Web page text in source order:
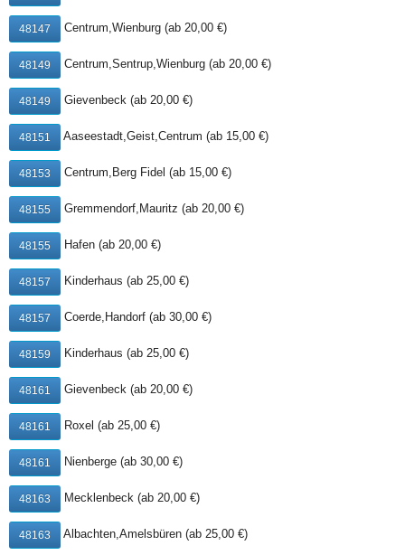
48147 Centrum,Wienburg (ab 20,00 €)
48149 Centrum,Sentrup,Wienburg (ab 20,00 €)
48149 Gievenbeck (ab 20,00 €)
48151 Aaseestadt,Geist,Centrum (ab 15,00 €)
48153 Centrum,Berg Fidel (ab 15,00 €)
48155 Gremmendorf,Mauritz (ab 20,00 €)
48155 Hafen (ab 20,00 €)
48157 Kinderhaus (ab 25,00 €)
48157 Coerde,Handorf (ab 30,00 €)
48159 Kinderhaus (ab 25,00 €)
48161 Gievenbeck (ab 20,00 €)
48161 Roxel (ab 25,00 €)
48161 Nienberge (ab 30,00 €)
48163 Mecklenbeck (ab 20,00 €)
48163 Albachten,Amelsbüren (ab 25,00 €)
13. Frühlingsrolle Loempia
mit Schweine- und Rindfleisch
13a. Herbstrolle ohne Fleisch
mit süß-saurer Sauce
14. Frühlingsrolle Spezial
mit Hühner-, Schweine- und
Rindfleisch & süß-saurer Sauce
16. Gebackenes Krebsfleisch
mit spezieller Sauce
17. Bang-Bang-Ji, scharf
Salat mit Hähnchenfilet &